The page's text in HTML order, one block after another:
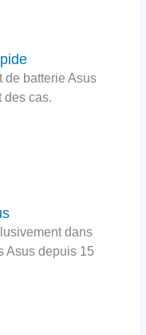
de batterie Asus
des cas.
dans
Asus depuis 15